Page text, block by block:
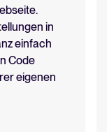
in
einfach
Code
eigenen